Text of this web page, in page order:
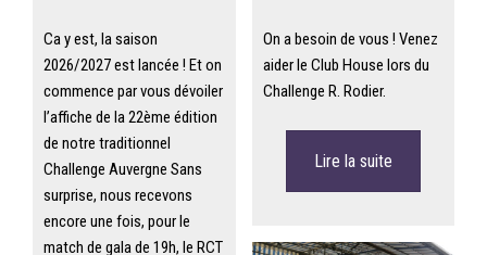
Ca y est, la saison
2026/2027 est lancée ! Et on
commence par vous dévoiler
l’affiche de la 22ème édition
de notre traditionnel
Challenge Auvergne Sans
surprise, nous recevons
encore une fois, pour le
match de gala de 19h, le RCT
On a besoin de vous ! Venez
aider le Club House lors du
Challenge R. Rodier.
Lire la suite